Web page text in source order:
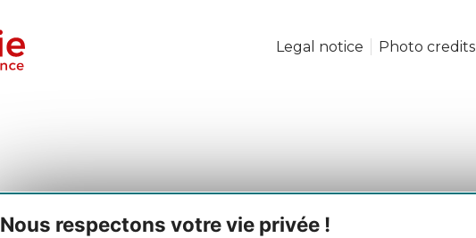
Nous respectons votre vie privée !
Legal notice Photo credits